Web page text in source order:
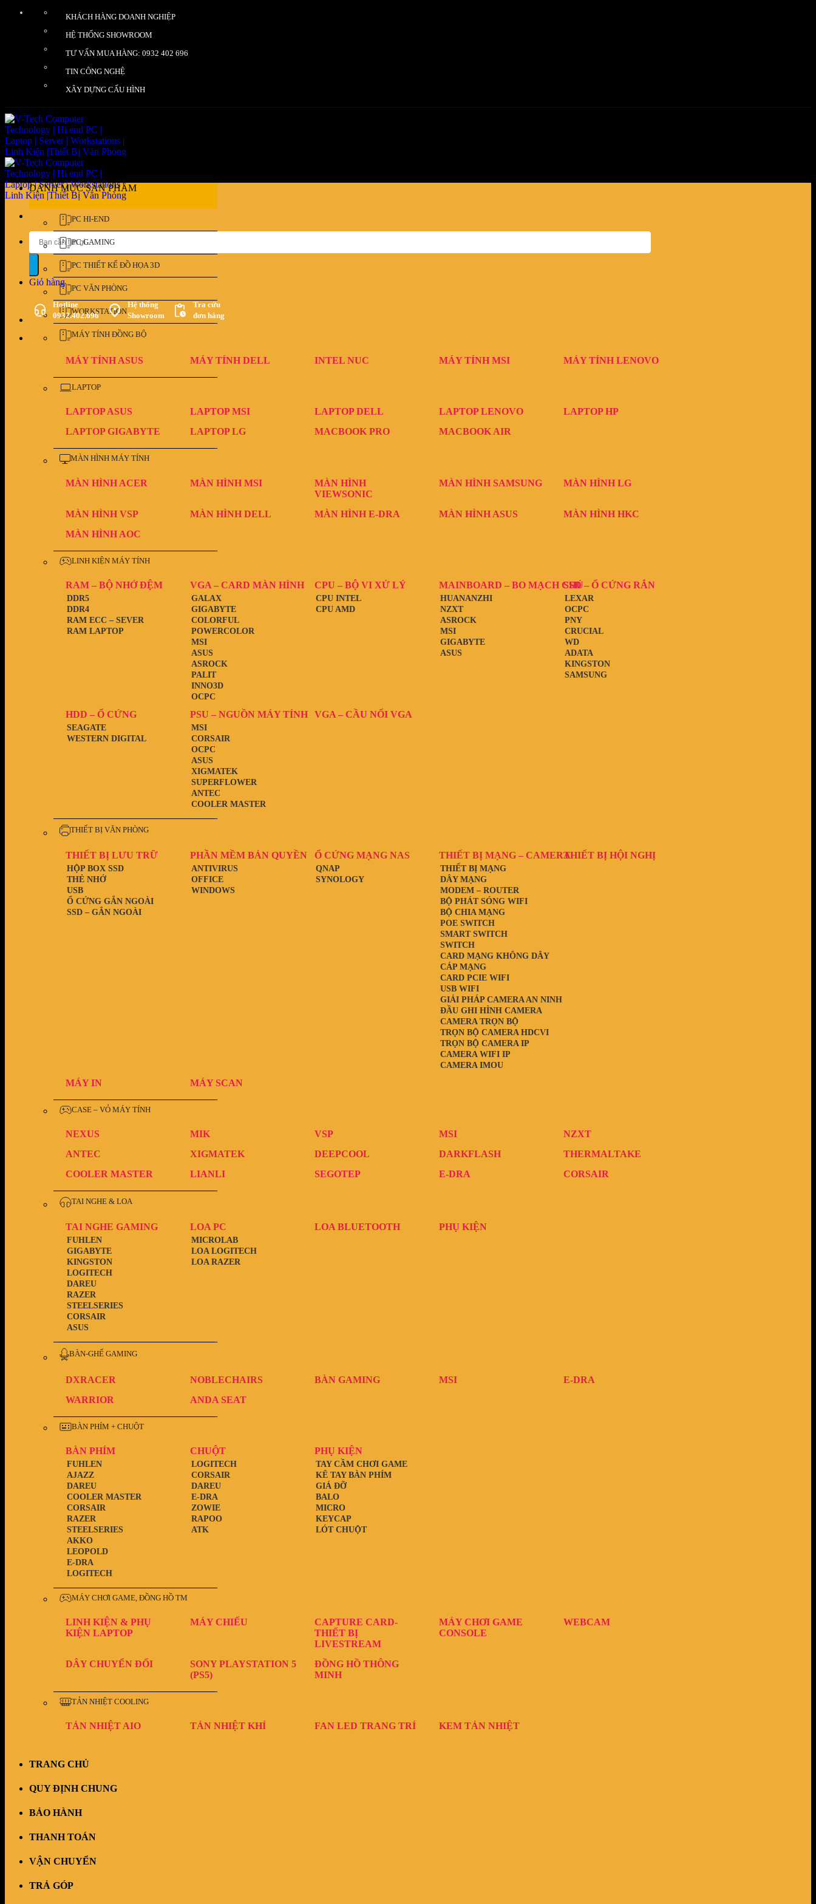
KHÁCH HÀNG DOANH NGHIỆP
HỆ THỐNG SHOWROOM
TƯ VẤN MUA HÀNG: 0932 402 696
TIN CÔNG NGHỆ
XÂY DỰNG CẤU HÌNH
Tìm
kiếm:
Giỏ hàng
Hotline
0932.402.696
Hệ thống
Showroom
Tra cứu
đơn hàng
DANH MỤC SẢN PHẨM
PC HI-END
PC GAMING
PC THIẾT KẾ ĐỒ HỌA 3D
PC VĂN PHÒNG
WORKSTATION
MÁY TÍNH ĐỒNG BỘ
MÁY TÍNH ASUS MÁY TÍNH DELL INTEL NUC MÁY TÍNH MSI MÁY TÍNH LENOVO
LAPTOP
LAPTOP ASUS LAPTOP MSI LAPTOP DELL LAPTOP LENOVO
LAPTOP HP
LAPTOP GIGABYTE
LAPTOP LG MACBOOK PRO MACBOOK AIR
MÀN HÌNH MÁY TÍNH
MÀN HÌNH ACER MÀN HÌNH MSI
MÀN HÌNH
VIEWSONIC
MÀN HÌNH SAMSUNG MÀN HÌNH LG
MÀN HÌNH VSP MÀN HÌNH DELL MÀN HÌNH E-DRA MÀN HÌNH ASUS
MÀN HÌNH HKC
MÀN HÌNH AOC
LINH KIỆN MÁY TÍNH
RAM – BỘ NHỚ ĐỆM
RAM LAPTOP
RAM ECC – SEVER
DDR4
DDR5
VGA – CARD MÀN HÌNH
OCPC
INNO3D
PALIT
ASROCK
ASUS
MSI
POWERCOLOR
COLORFUL
GIGABYTE
GALAX
CPU – BỘ VI XỬ LÝ
CPU AMD
CPU INTEL
MAINBOARD – BO MẠCH CHỦ
ASUS
GIGABYTE
MSI
ASROCK
NZXT
HUANANZHI
SSD – Ổ CỨNG RẮN
SAMSUNG
KINGSTON
ADATA
WD
CRUCIAL
PNY
OCPC
LEXAR
HDD – Ổ CỨNG
WESTERN DIGITAL
SEAGATE
PSU – NGUỒN MÁY TÍNH
COOLER MASTER
ANTEC
SUPERFLOWER
XIGMATEK
ASUS
OCPC
CORSAIR
MSI
VGA – CẦU NỐI VGA
THIẾT BỊ VĂN PHÒNG
THIẾT BỊ LƯU TRỮ
SSD – GẮN NGOÀI
Ổ CỨNG GẮN NGOÀI
USB
THẺ NHỚ
HỘP BOX SSD
PHẦN MỀM BẢN QUYỀN
WINDOWS
OFFICE
ANTIVIRUS
Ổ CỨNG MẠNG NAS
SYNOLOGY
QNAP
THIẾT BỊ MẠNG – CAMERA
GIẢI PHÁP CAMERA AN NINH
CAMERA WIFI IP
CAMERA IMOU
CAMERA TRỌN BỘ
TRỌN BỘ CAMERA IP
TRỌN BỘ CAMERA HDCVI
ĐẦU GHI HÌNH CAMERA
THIẾT BỊ MẠNG
CARD MẠNG KHÔNG DÂY
USB WIFI
CARD PCIE WIFI
CÁP MẠNG
BỘ CHIA MẠNG
SWITCH
SMART SWITCH
POE SWITCH
BỘ PHÁT SÓNG WIFI
MODEM – ROUTER
DÂY MẠNG
THIẾT BỊ HỘI NGHỊ
MÁY IN MÁY SCAN
CASE – VỎ MÁY TÍNH
NEXUS MIK VSP MSI
NZXT
ANTEC
XIGMATEK DEEPCOOL DARKFLASH
THERMALTAKE
COOLER MASTER
LIANLI SEGOTEP E-DRA CORSAIR
TAI NGHE & LOA
TAI NGHE GAMING
ASUS
CORSAIR
STEELSERIES
RAZER
DAREU
LOGITECH
KINGSTON
GIGABYTE
FUHLEN
LOA PC
LOA RAZER
LOA LOGITECH
MICROLAB
LOA BLUETOOTH PHỤ KIỆN
BÀN-GHẾ GAMING
DXRACER NOBLECHAIRS BÀN GAMING MSI
E-DRA
WARRIOR
ANDA SEAT
BÀN PHÍM + CHUỘT
BÀN PHÍM
LOGITECH
E-DRA
LEOPOLD
AKKO
STEELSERIES
RAZER
CORSAIR
COOLER MASTER
DAREU
AJAZZ
FUHLEN
CHUỘT
ATK
RAPOO
ZOWIE
E-DRA
DAREU
CORSAIR
LOGITECH
PHỤ KIỆN
LÓT CHUỘT
KEYCAP
MICRO
BALO
GIÁ ĐỠ
KÊ TAY BÀN PHÍM
TAY CẦM CHƠI GAME
MÁY CHƠI GAME, ĐỒNG HỒ TM
LINH KIỆN & PHỤ
KIỆN LAPTOP
MÁY CHIẾU
CAPTURE CARD-
THIẾT BỊ
LIVESTREAM
MÁY CHƠI GAME
CONSOLE
WEBCAM
DÂY CHUYỂN ĐỔI
SONY PLAYSTATION 5
(PS5)
ĐỒNG HỒ THÔNG
MINH
TẢN NHIỆT COOLING
TẢN NHIỆT AIO TẢN NHIỆT KHÍ FAN LED TRANG TRÍ KEM TẢN NHIỆT
TRANG CHỦ
QUY ĐỊNH CHUNG
BẢO HÀNH
THANH TOÁN
VẬN CHUYỂN
TRẢ GÓP